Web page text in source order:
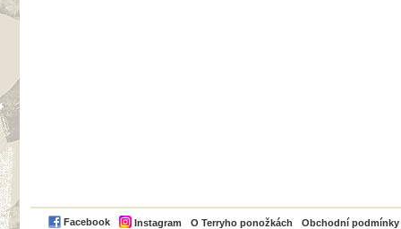
Facebook Instagram O Terryho ponožkách Obchodní podmínky
PayPal